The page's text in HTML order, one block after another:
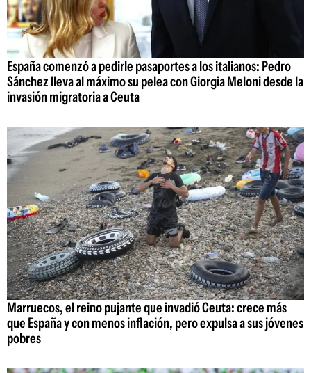
España comenzó a pedirle pasaportes a los italianos: Pedro
Sánchez lleva al máximo su pelea con Giorgia Meloni desde la
invasión migratoria a Ceuta
Marruecos, el reino pujante que invadió Ceuta: crece más
que España y con menos inflación, pero expulsa a sus jóvenes
pobres